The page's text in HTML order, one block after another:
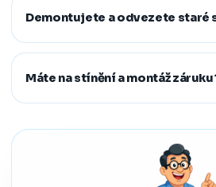
formulář. Po výběru řešení
doplatek hradíte až po dokončené
hotové a vy spokojení.
Demontujete a odvezete staré
Ano. Staré žaluzie nebo rolety za
předem říct a o všechno se
žádné starosti navíc.
Máte na stínění a montáž
podle typu stínění. Používáme
zpracování, a pokud by přesto
náš servis vyřídíme rychle a férově.